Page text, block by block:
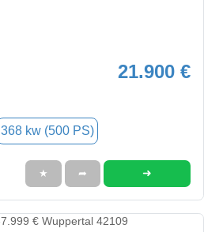
21.900 €
368 kw (500 PS)
★ ➦ ➜